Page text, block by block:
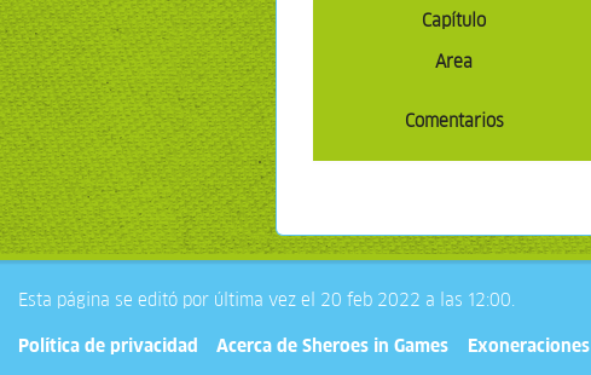
Capítulo
Area
Comentarios
Esta página se editó por última vez el 20 feb 2022 a las 12:00.
Política de privacidad
Acerca de Sheroes in Games Exoneraciones